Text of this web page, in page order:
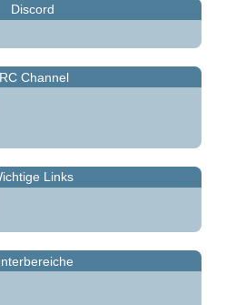
Discord
Channel
Links